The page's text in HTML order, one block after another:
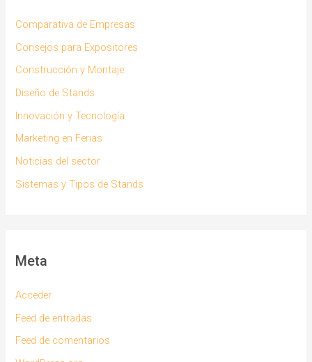
Comparativa de Empresas
Consejos para Expositores
Construcción y Montaje:
Diseño de Stands
Innovación y Tecnología
Marketing en Ferias
Noticias del sector
Sistemas y Tipos de Stands
Meta
Acceder
Feed de entradas
Feed de comentarios